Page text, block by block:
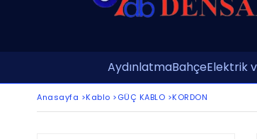
AydınlatmaBahçeElektrik
Anasayfa >Kablo >GÜÇ KABLO >KORDON